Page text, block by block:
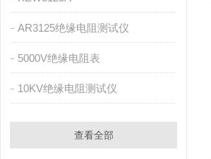
AR3125绝缘电阻测试仪
5000V绝缘电阻表
10KV绝缘电阻测试仪
查看全部